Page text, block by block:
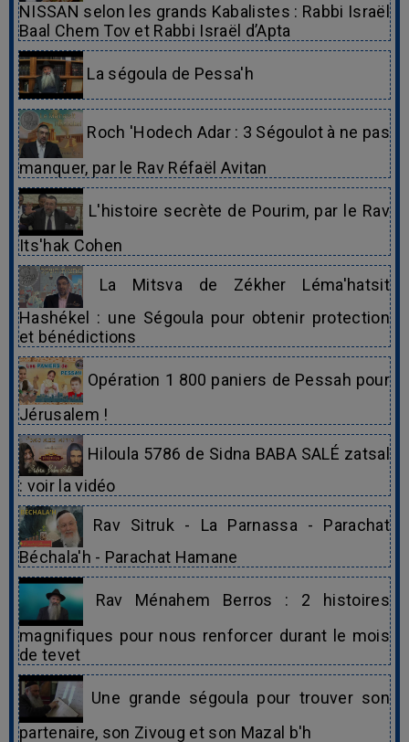
NISSAN selon les grands Kabalistes : Rabbi Israël
Baal Chem Tov et Rabbi Israël d’Apta
La ségoula de Pessa'h
Roch 'Hodech Adar : 3 Ségoulot à ne pas
manquer, par le Rav Réfaël Avitan
L'histoire secrète de Pourim, par le Rav
Its'hak Cohen
La Mitsva de Zékher Léma'hatsit
Hashékel : une Ségoula pour obtenir protection
et bénédictions
Opération 1 800 paniers de Pessah pour
Jérusalem !
Hiloula 5786 de Sidna BABA SALÉ zatsal
: voir la vidéo
Rav Sitruk - La Parnassa - Parachat
Béchala'h - Parachat Hamane
Rav Ménahem Berros : 2 histoires
magnifiques pour nous renforcer durant le mois
de tevet
Une grande ségoula pour trouver son
partenaire, son Zivoug et son Mazal b'h